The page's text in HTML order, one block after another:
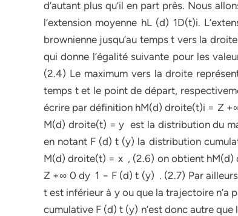
d’autant plus qu’il en part près. Nous
l’extension moyenne hL (d) 1D(t)i.
brownienne jusqu’au temps t vers la
qui donne l’égalité suivante pour les
(2.4) Le maximum vers la droite
temps t et le point de départ,
écrire par définition hM(d) droite(t)i = Z
M(d) droite(t) = y est la distribution du
en notant F (d) t (y) la distribution
M(d) droite(t) = x , (2.6) on obtient
Z +∞ 0 dy 1 − F (d) t (y) . (2.7) Par
t est inférieur à y ou que la trajectoire n’a
cumulative F (d) t (y) n’est donc autre